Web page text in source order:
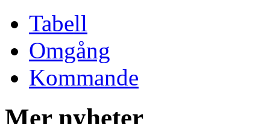
Tabell
Omgång
Kommande
Mer nyheter